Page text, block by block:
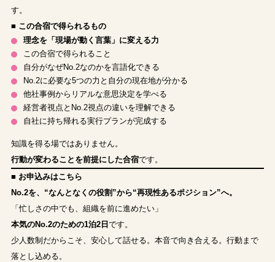
す。
■ この合宿で得られるもの
理念を「現場が動く言葉」に変える力
この合宿で得られること
自分がなぜNo.2なのかを言語化できる
No.2に必要な5つの力と自分の現在地が分かる
他社事例からリアルな意思決定を学べる
経営者視点とNo.2視点の違いを理解できる
自社に持ち帰れる実行プランが完成する
知識を得る場ではありません。
行動が変わることを前提にした合宿です。
■ お申込みはこちら
No.2を、“なんとなくの役割”から“再現性あるポジション”へ。
「忙しさの中でも、組織を前に進めたい」
本気のNo.2のための1泊2日 です。
少人数制だからこそ、安心して話せる。本音で向き合える。行動まで
落とし込める。